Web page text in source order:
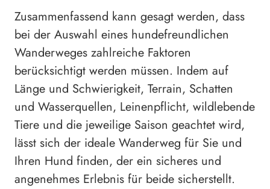
Zusammenfassend kann gesagt werden, dass
bei der Auswahl eines hundefreundlichen
Wanderweges zahlreiche Faktoren
berücksichtigt werden müssen. Indem auf
Länge und Schwierigkeit, Terrain, Schatten
und Wasserquellen, Leinenpflicht, wildlebende
Tiere und die jeweilige Saison geachtet wird,
lässt sich der ideale Wanderweg für Sie und
Ihren Hund finden, der ein sicheres und
angenehmes Erlebnis für beide sicherstellt.